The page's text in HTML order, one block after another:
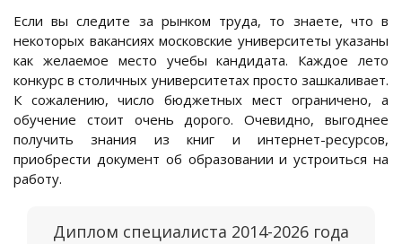
Если вы следите за рынком труда, то знаете, что в
некоторых вакансиях московские университеты указаны
как желаемое место учебы кандидата. Каждое лето
конкурс в столичных университетах просто зашкаливает.
К сожалению, число бюджетных мест ограничено, а
обучение стоит очень дорого. Очевидно, выгоднее
получить знания из книг и интернет-ресурсов,
приобрести документ об образовании и устроиться на
работу.
Диплом специалиста 2014-2026 года